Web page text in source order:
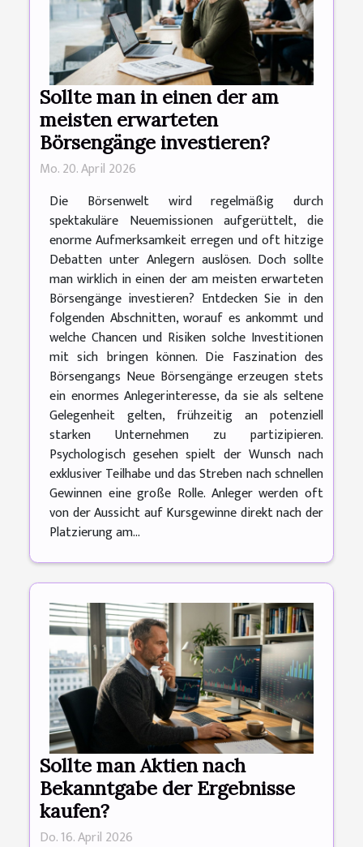
Sollte man in einen der am
meisten erwarteten
Börsengänge investieren?
Mo. 20. April 2026
Die Börsenwelt wird regelmäßig durch
spektakuläre Neuemissionen aufgerüttelt, die
enorme Aufmerksamkeit erregen und oft hitzige
Debatten unter Anlegern auslösen. Doch sollte
man wirklich in einen der am meisten erwarteten
Börsengänge investieren? Entdecken Sie in den
folgenden Abschnitten, worauf es ankommt und
welche Chancen und Risiken solche Investitionen
mit sich bringen können. Die Faszination des
Börsengangs Neue Börsengänge erzeugen stets
ein enormes Anlegerinteresse, da sie als seltene
Gelegenheit gelten, frühzeitig an potenziell
starken Unternehmen zu partizipieren.
Psychologisch gesehen spielt der Wunsch nach
exklusiver Teilhabe und das Streben nach schnellen
Gewinnen eine große Rolle. Anleger werden oft
von der Aussicht auf Kursgewinne direkt nach der
Platzierung am...
Sollte man Aktien nach
Bekanntgabe der Ergebnisse
kaufen?
Do. 16. April 2026